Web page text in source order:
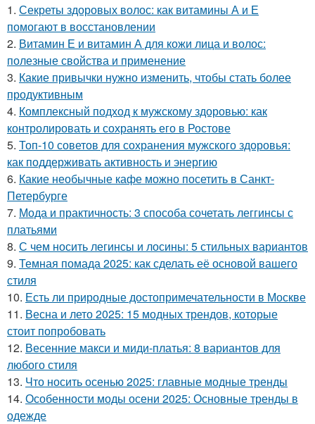
1. Секреты здоровых волос: как витамины А и Е
помогают в восстановлении
2. Витамин Е и витамин А для кожи лица и волос:
полезные свойства и применение
3. Какие привычки нужно изменить, чтобы стать более
продуктивным
4. Комплексный подход к мужскому здоровью: как
контролировать и сохранять его в Ростове
5. Топ-10 советов для сохранения мужского здоровья:
как поддерживать активность и энергию
6. Какие необычные кафе можно посетить в Санкт-
Петербурге
7. Мода и практичность: 3 способа сочетать леггинсы с
платьями
8. С чем носить легинсы и лосины: 5 стильных вариантов
9. Темная помада 2025: как сделать её основой вашего
стиля
10. Есть ли природные достопримечательности в Москве
11. Весна и лето 2025: 15 модных трендов, которые
стоит попробовать
12. Весенние макси и миди-платья: 8 вариантов для
любого стиля
13. Что носить осенью 2025: главные модные тренды
14. Особенности моды осени 2025: Основные тренды в
одежде